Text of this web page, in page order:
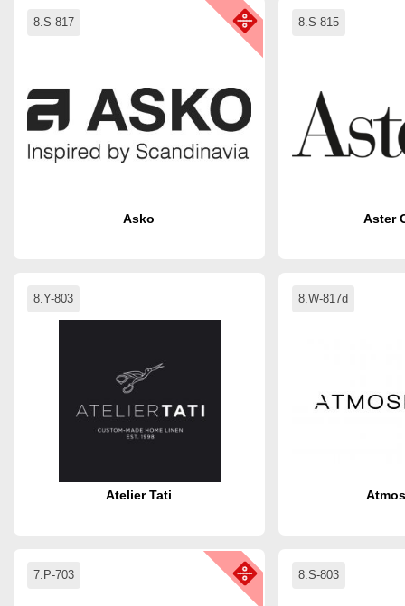
8.S-817
Asko
8.S-815
Aster
8.Y-803
Atelier Tati
8.W-817d
7.P-703 8.S-803